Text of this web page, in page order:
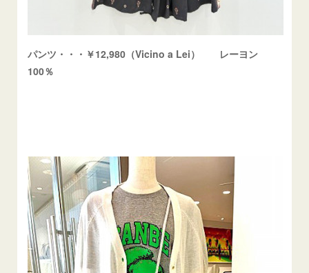
パンツ・・・￥12,980（Vicino a Lei） レーヨン
100％